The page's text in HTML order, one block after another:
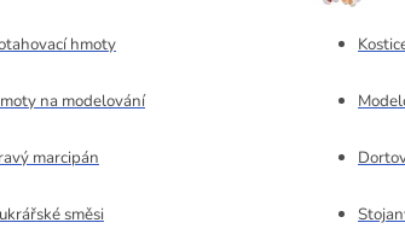
hmoty
na modelování
marcipán
směsi